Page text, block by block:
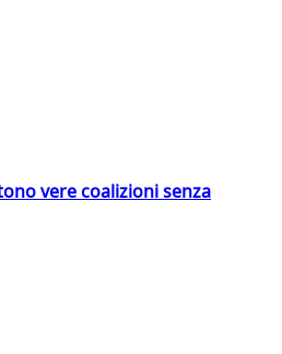
vere coalizioni senza